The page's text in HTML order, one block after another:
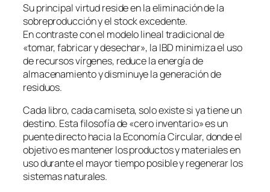
Su principal virtud reside en la eliminación de la
sobreproducción y el stock excedente.
En contraste con el modelo lineal tradicional de
«tomar, fabricar y desechar», la IBD minimiza el uso
de recursos vírgenes, reduce la energía de
almacenamiento y disminuye la generación de
residuos.
Cada libro, cada camiseta, solo existe si ya tiene un
destino. Esta filosofía de «cero inventario» es un
puente directo hacia la Economía Circular, donde el
objetivo es mantener los productos y materiales en
uso durante el mayor tiempo posible y regenerar los
sistemas naturales.